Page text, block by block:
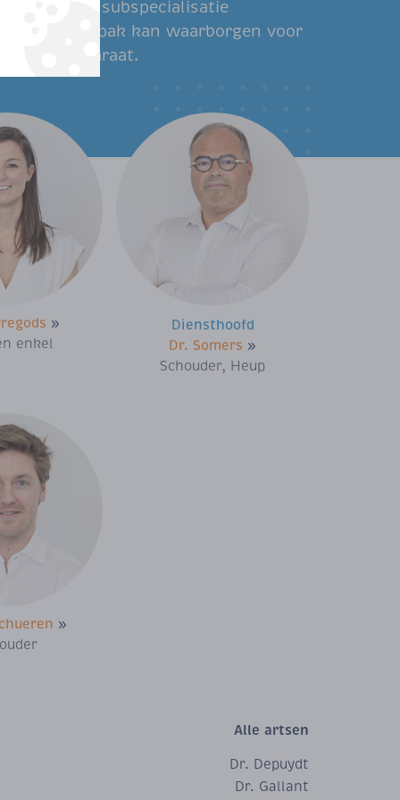
en een subspecialisatie
aanpak kan waarborgen voor
»
enkel
Diensthoofd
Dr. Somers »
Schouder, Heup
»
Alle artsen
Dr. Depuydt
Dr. Gallant